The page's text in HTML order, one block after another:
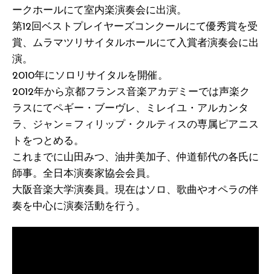
ークホールにて室内楽演奏会に出演。
第12回ベストプレイヤーズコンクールにて優秀賞を受
賞、ムラマツリサイタルホールにて入賞者演奏会に出
演。
2010年にソロリサイタルを開催。
2012年から京都フランス音楽アカデミーでは声楽ク
ラスにてペギー・ブーヴレ、ミレイユ・アルカンタ
ラ、ジャン＝フィリップ・クルティスの専属ピアニス
トをつとめる。
これまでに山田みつ、油井美加子、仲道郁代の各氏に
師事。全日本演奏家協会会員。
大阪音楽大学演奏員。現在はソロ、歌曲やオペラの伴
奏を中心に演奏活動を行う。